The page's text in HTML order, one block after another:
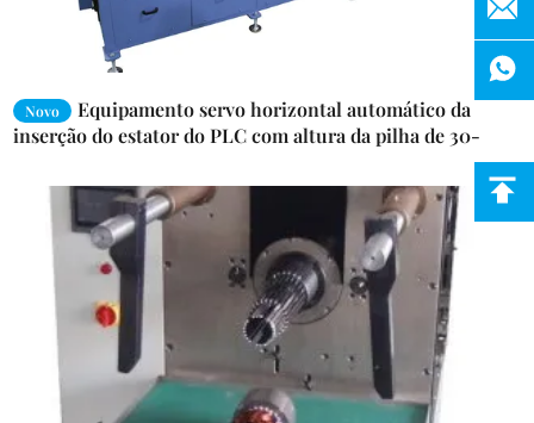
Novo
Equipamento servo horizontal automático da
inserção do estator do PLC com altura da pilha de 30-
120mm para a máquina de inserção da bobina da bomba
do poço profundo